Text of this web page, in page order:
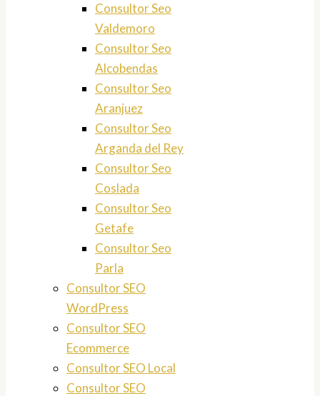
Consultor Seo
Valdemoro
Consultor Seo
Alcobendas
Consultor Seo
Aranjuez
Consultor Seo
Arganda del Rey
Consultor Seo
Coslada
Consultor Seo
Getafe
Consultor Seo
Parla
Consultor SEO
WordPress
Consultor SEO
Ecommerce
Consultor SEO Local
Consultor SEO